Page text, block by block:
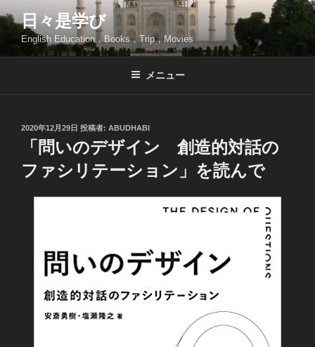
ン
ン
日々是学び
English Education，Books，Trip，Movies
メニュー
投
2020年12月29日 投稿者: ABUDHABI
「問いのデザイン 創造的対話の
ファシリテーション」を読んで